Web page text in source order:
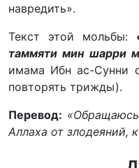
навредить».
Текст этой мольбы:
таммяти мин шарри
имама Ибн ас-Сунни
повторять трижды).
Перевод:
Аллаха от злодеяний,